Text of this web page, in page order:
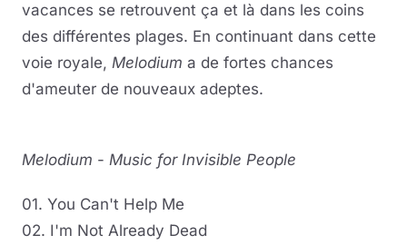
vacances se retrouvent ça et là dans les coins
des différentes plages. En continuant dans cette
voie royale, Melodium a de fortes chances
d'ameuter de nouveaux adeptes.
Melodium - Music for Invisible People
01. You Can't Help Me
02. I'm Not Already Dead